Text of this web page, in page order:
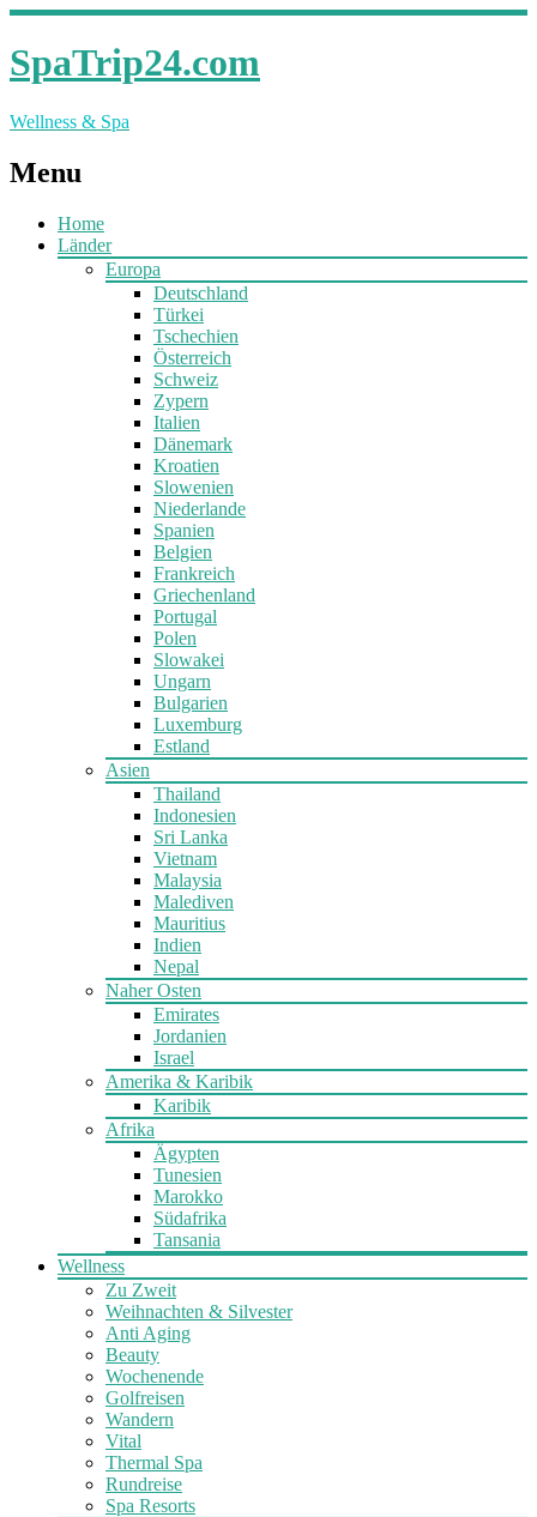
SpaTrip24.com
Wellness & Spa
Menu
Home
Länder
Europa
Deutschland
Türkei
Tschechien
Österreich
Schweiz
Zypern
Italien
Dänemark
Kroatien
Slowenien
Niederlande
Spanien
Belgien
Frankreich
Griechenland
Portugal
Polen
Slowakei
Ungarn
Bulgarien
Luxemburg
Estland
Asien
Thailand
Indonesien
Sri Lanka
Vietnam
Malaysia
Malediven
Mauritius
Indien
Nepal
Naher Osten
Emirates
Jordanien
Israel
Amerika & Karibik
Karibik
Afrika
Ägypten
Tunesien
Marokko
Südafrika
Tansania
Wellness
Zu Zweit
Weihnachten & Silvester
Anti Aging
Beauty
Wochenende
Golfreisen
Wandern
Vital
Thermal Spa
Rundreise
Spa Resorts